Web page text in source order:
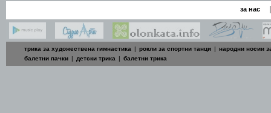
за нас |
трика за художествена гимнастика | рокли за спортни танци | народни носии
балетни пачки | детски трика | балетни трика